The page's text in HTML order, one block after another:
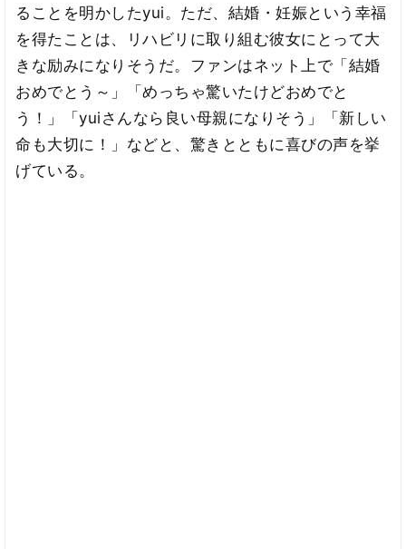
ることを明かしたyui。ただ、結婚・妊娠という幸福
を得たことは、リハビリに取り組む彼女にとって大
きな励みになりそうだ。ファンはネット上で「結婚
おめでとう～」「めっちゃ驚いたけどおめでと
う！」「yuiさんなら良い母親になりそう」「新しい
命も大切に！」などと、驚きとともに喜びの声を挙
げている。